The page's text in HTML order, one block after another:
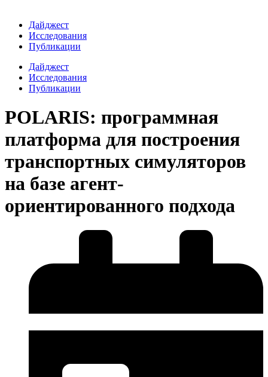
Дайджест
Исследования
Публикации
Дайджест
Исследования
Публикации
POLARIS: программная
платформа для построения
транспортных симуляторов
на базе агент-
ориентированного подхода